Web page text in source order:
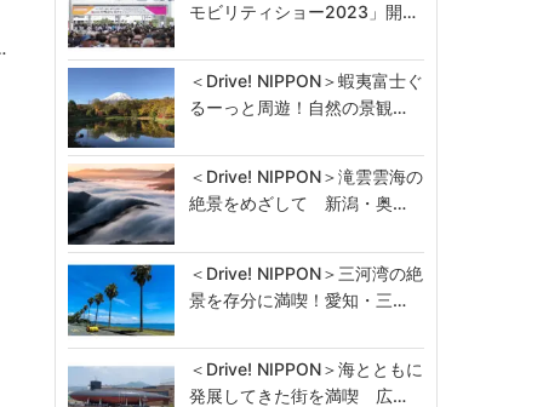
モビリティショー2023」開…
＜Drive! NIPPON＞蝦夷富士ぐ
るーっと周遊！自然の景観…
＜Drive! NIPPON＞滝雲雲海の
絶景をめざして 新潟・奥…
＜Drive! NIPPON＞三河湾の絶
景を存分に満喫！愛知・三…
＜Drive! NIPPON＞海とともに
発展してきた街を満喫 広…